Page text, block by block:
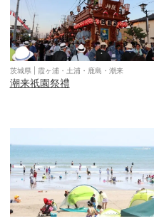
茨城県| 霞ヶ浦・土浦・鹿島・潮来
潮来祇園祭禮